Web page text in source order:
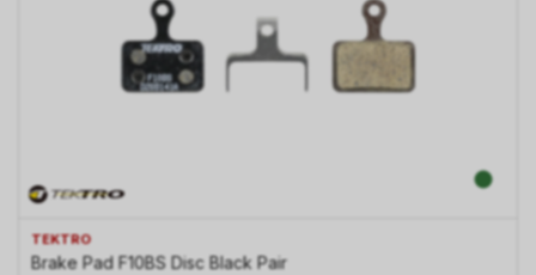
TEKTRO
Brake Pad F10BS Disc Black Pair